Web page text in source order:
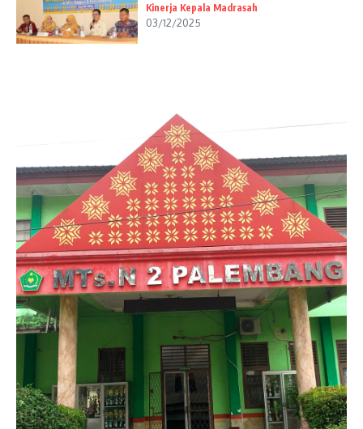
Kinerja Kepala Madrasah
03/12/2025